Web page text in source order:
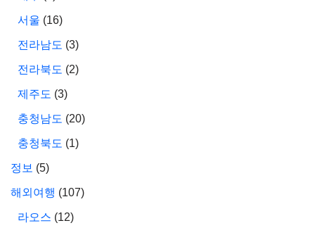
서울 (16)
전라남도 (3)
전라북도 (2)
제주도 (3)
충청남도 (20)
충청북도 (1)
정보 (5)
해외여행 (107)
라오스 (12)